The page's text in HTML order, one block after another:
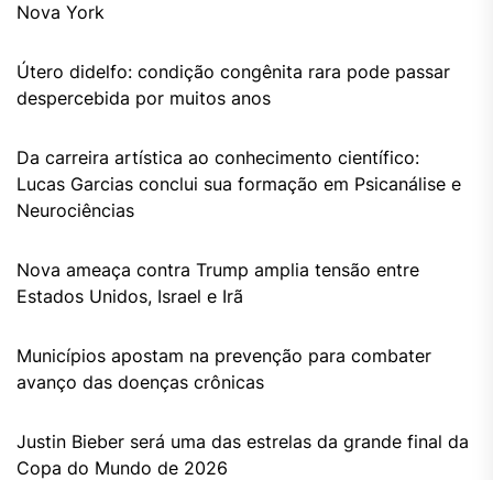
Nova York
Útero didelfo: condição congênita rara pode passar
despercebida por muitos anos
Da carreira artística ao conhecimento científico:
Lucas Garcias conclui sua formação em Psicanálise e
Neurociências
Nova ameaça contra Trump amplia tensão entre
Estados Unidos, Israel e Irã
Municípios apostam na prevenção para combater
avanço das doenças crônicas
Justin Bieber será uma das estrelas da grande final da
Copa do Mundo de 2026